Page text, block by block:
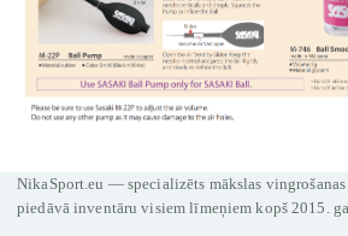
NikaSport.eu — specializēts mākslas
piedāvā inventāru visiem līmeņiem kopš 2015.